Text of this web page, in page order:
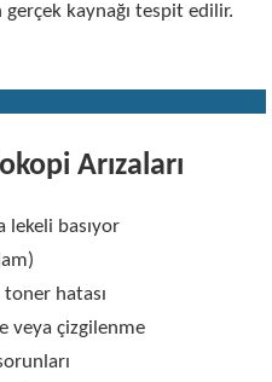
gerçek kaynağı tespit edilir.
Arızaları
lekeli basıyor
toner hatası
veya çizgilenme